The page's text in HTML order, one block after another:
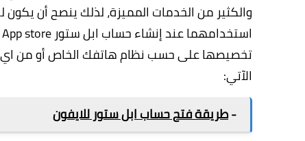
الآتي:
-طريقة فتح حساب ابل ستور للايفون